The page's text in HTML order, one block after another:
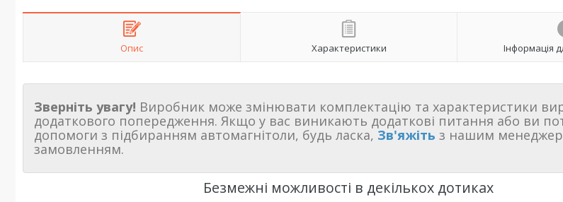
Опис Характеристики Інформація
Зверніть увагу! Виробник може змінювати комплектацію та характеристики
додаткового попередження. Якщо у вас виникають додаткові питання або ви
допомоги з підбиранням автомагнітоли, будь ласка, Зв'яжіть з нашим
замовленням.
Безмежні можливості в декількох дотиках